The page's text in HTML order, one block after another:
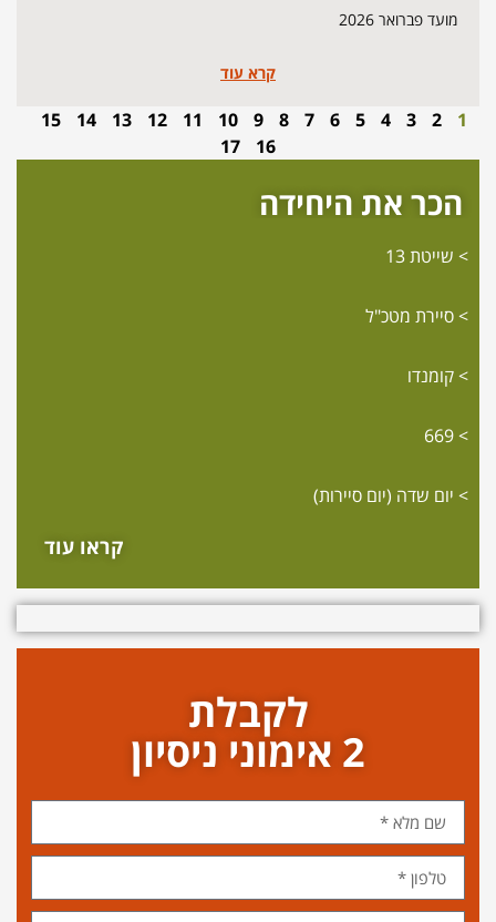
הכר את היחידה
שייטת 13
סיירת מטכ"ל
קומנדו
יום שדה (יום סיירות)
קראו עוד
לקבלת
2 אימוני ניסיון
מועד פברואר 2026
קרא עוד
1
2
3
4
5
6
7
8
9
10
11
12
13
14
15
16
17